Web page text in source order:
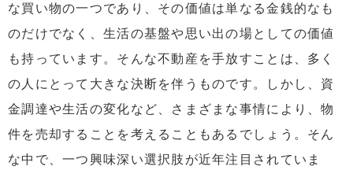
な買い物の一つであり、その価値は単なる金銭的なも
のだけでなく、生活の基盤や思い出の場としての価値
も持っています。そんな不動産を手放すことは、多く
の人にとって大きな決断を伴うものです。しかし、資
金調達や生活の変化など、さまざまな事情により、物
件を売却することを考えることもあるでしょう。そん
な中で、一つ興味深い選択肢が近年注目されていま